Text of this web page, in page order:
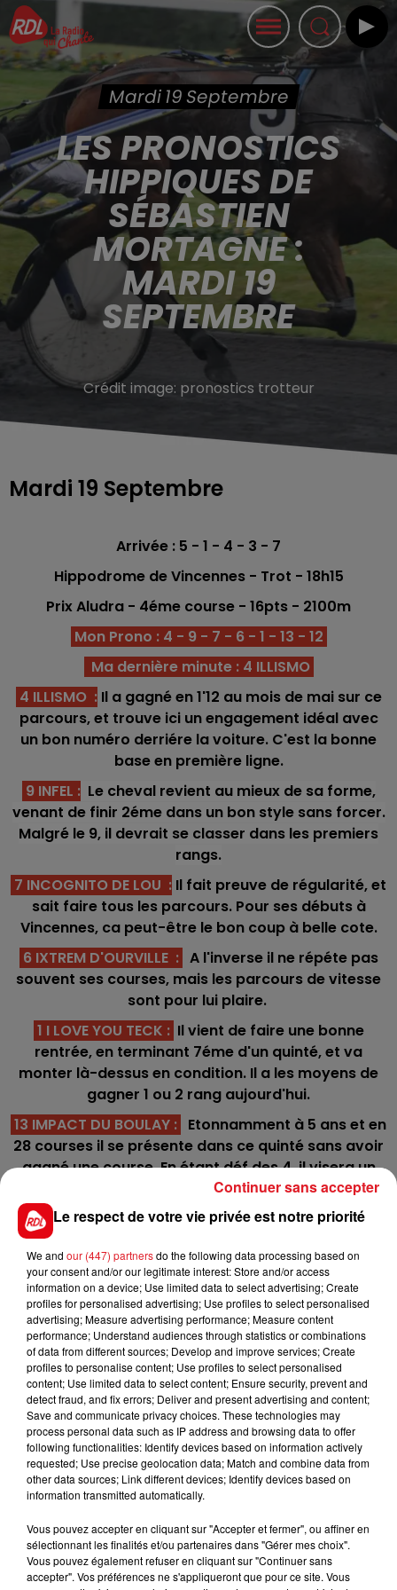
Mardi 19 Septembre
LES PRONOSTICS
HIPPIQUES DE
SÉBASTIEN
MORTAGNE :
MARDI 19
SEPTEMBRE
Crédit image: pronostics trotteur
Mardi 19 Septembre
Arrivée : 5 - 1 - 4 - 3 - 7
Hippodrome de Vincennes - Trot - 18h15
Prix Aludra - 4éme course - 16pts - 2100m
Mon Prono : 4 - 9 - 7 - 6 - 1 - 13 - 12
Ma dernière minute : 4 ILLISMO
4 ILLISMO :Il a gagné en 1'12 au mois de mai sur ce
parcours, et trouve ici un engagement idéal avec
un bon numéro derriére la voiture. C'est la bonne
base en première ligne.
9 INFEL : Le cheval revient au mieux de sa forme,
venant de finir 2éme dans un bon style sans forcer.
Malgré le 9, il devrait se classer dans les premiers
rangs.
7 INCOGNITO DE LOU : Il fait preuve de régularité, et
sait faire tous les parcours. Pour ses débuts à
Vincennes, ca peut-être le bon coup à belle cote.
6 IXTREM D'OURVILLE : A l'inverse il ne répéte pas
souvent ses courses, mais les parcours de vitesse
sont pour lui plaire.
1 I LOVE YOU TECK : Il vient de faire une bonne
rentrée, en terminant 7éme d'un quinté, et va
monter là-dessus en condition. Il a les moyens de
gagner 1 ou 2 rang aujourd'hui.
13 IMPACT DU BOULAY : Etonnamment à 5 ans et en
28 courses il se présente dans ce quinté sans avoir
gagné une course. En étant déf des 4, il visera un
accessit comme le plus souvent.
12 IRVING HEROLD :Il s'est changé les iddés avec
une course au trot monté en restant ferré sans
réussite. Ici, pieds nus et revenant dans sa
discipline, il sera à suivre.
*******
FILS D'ACTUS
Le respect de votre vie privée est notre priorité
We and our (447) partnersdo the following data processing based on
your consent and/or our legitimate interest: Store and/or access
information on a device; Use limited data to select advertising; Create
profiles for personalised advertising; Use profiles to select personalised
advertising; Measure advertising performance; Measure content
performance; Understand audiences through statistics or combinations
of data from different sources; Develop and improve services; Create
profiles to personalise content; Use profiles to select personalised
content; Use limited data to select content; Ensure security, prevent and
detect fraud, and fix errors; Deliver and present advertising and content;
Save and communicate privacy choices. These technologies may
process personal data such as IP address and browsing data to offer
following functionalities: Identify devices based on information actively
requested; Use precise geolocation data; Match and combine data from
other data sources; Link different devices; Identify devices based on
information transmitted automatically.
Vous pouvez accepter en cliquant sur "Accepter et fermer", ou affiner en
sélectionnant les finalités et/ou partenaires dans "Gérer mes choix".
Vous pouvez également refuser en cliquant sur "Continuer sans
accepter". Vos préférences ne s'appliqueront que pour ce site. Vous
Continuer sans accepter